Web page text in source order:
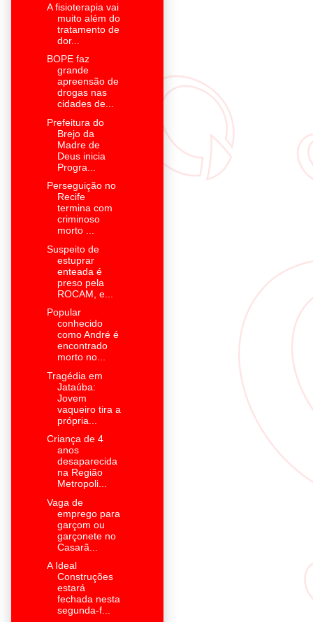
A fisioterapia vai
muito além do
tratamento de
dor...
BOPE faz
grande
apreensão de
drogas nas
cidades de...
Prefeitura do
Brejo da
Madre de
Deus inicia
Progra...
Perseguição no
Recife
termina com
criminoso
morto ...
Suspeito de
estuprar
enteada é
preso pela
ROCAM, e...
Popular
conhecido
como André é
encontrado
morto no...
Tragédia em
Jataúba:
Jovem
vaqueiro tira a
própria...
Criança de 4
anos
desaparecida
na Região
Metropoli...
Vaga de
emprego para
garçom ou
garçonete no
Casarã...
A Ideal
Construções
estará
fechada nesta
segunda-f...